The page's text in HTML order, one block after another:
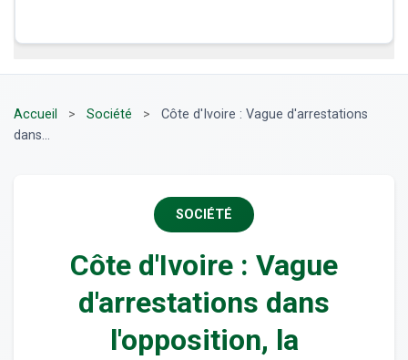
Accueil > Société >
Côte d'Ivoire : Vague d'arrestations
dans...
SOCIÉTÉ
Côte d'Ivoire : Vague
d'arrestations dans
l'opposition, la